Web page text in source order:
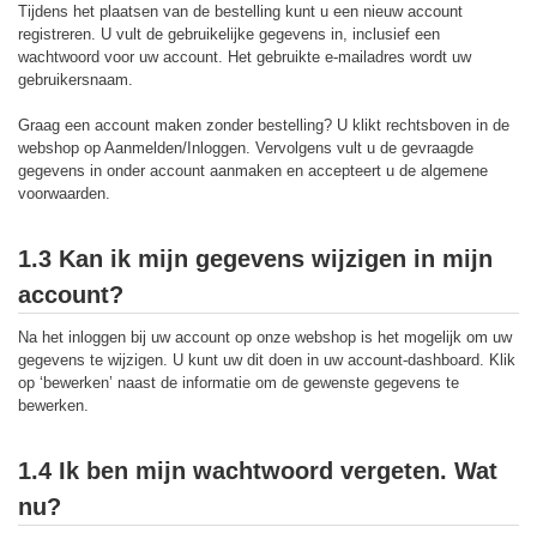
Tijdens het plaatsen van de bestelling kunt u een nieuw account
registreren. U vult de gebruikelijke gegevens in, inclusief een
wachtwoord voor uw account. Het gebruikte e-mailadres wordt uw
gebruikersnaam.
Graag een account maken zonder bestelling? U klikt rechtsboven in de
webshop op Aanmelden/Inloggen. Vervolgens vult u de gevraagde
gegevens in onder account aanmaken en accepteert u de algemene
voorwaarden.
1.3 Kan ik mijn gegevens wijzigen in mijn
account?
Na het inloggen bij uw account op onze webshop is het mogelijk om uw
gegevens te wijzigen. U kunt uw dit doen in uw account-dashboard. Klik
op ‘bewerken’ naast de informatie om de gewenste gegevens te
bewerken.
1.4 Ik ben mijn wachtwoord vergeten. Wat
nu?